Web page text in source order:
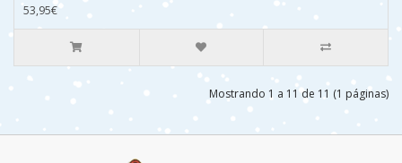
53,95€
Mostrando 1 a 11 de 11 (1 páginas)